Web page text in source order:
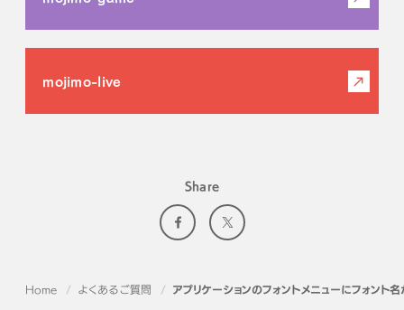
mojimo-live
Share
Home よくあるご質問 アプリケーションのフォントメニューにフォント